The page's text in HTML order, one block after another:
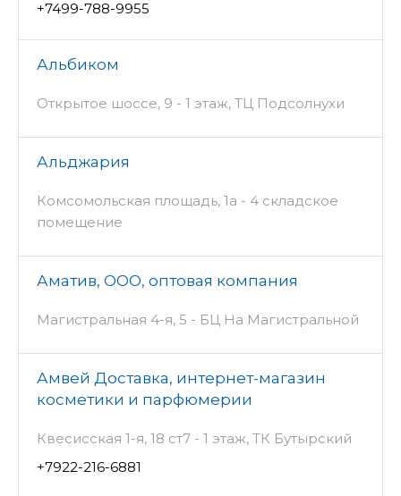
+7499-788-9955
Альбиком
Открытое шоссе, 9 - 1 этаж, ТЦ Подсолнухи
Альджария
Комсомольская площадь, 1а - 4 складское
помещение
Аматив, ООО, оптовая компания
Магистральная 4-я, 5 - БЦ На Магистральной
Амвей Доставка, интернет-магазин
косметики и парфюмерии
Квесисская 1-я, 18 ст7 - 1 этаж, ТК Бутырский
+7922-216-6881